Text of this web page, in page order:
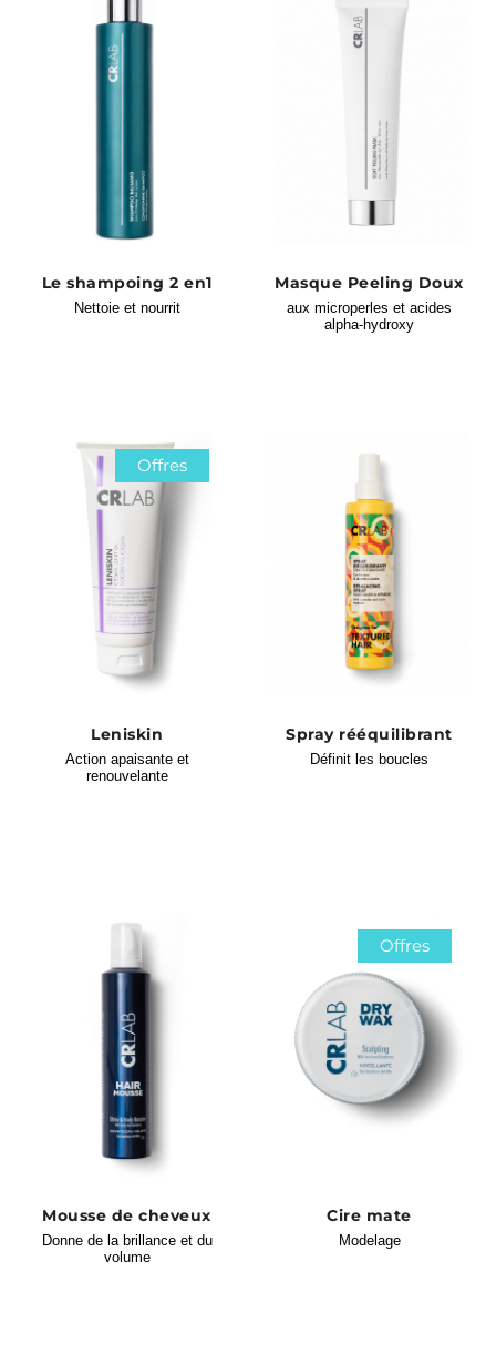
Le shampoing 2 en1
Nettoie et nourrit
Masque Peeling Doux
aux microperles et acides
alpha-hydroxy
Offres
Leniskin
Action apaisante et
renouvelante
Spray rééquilibrant
Définit les boucles
Mousse de cheveux
Donne de la brillance et du
volume
Offres
Cire mate
Modelage